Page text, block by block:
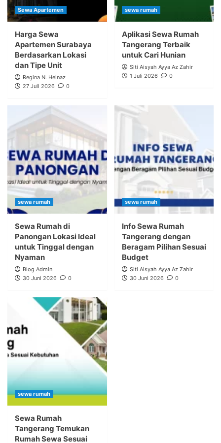
Sewa Apartemen
Harga Sewa
Apartemen Surabaya
Berdasarkan Lokasi
dan Tipe Unit
Regina N. Helnaz
27 Juli 2026
0
sewa rumah
Aplikasi Sewa Rumah
Tangerang Terbaik
untuk Cari Hunian
Siti Aisyah Ayya Az Zahir
1 Juli 2026
0
sewa rumah
Sewa Rumah di
Panongan Lokasi Ideal
untuk Tinggal dengan
Nyaman
Blog Admin
30 Juni 2026
0
sewa rumah
Info Sewa Rumah
Tangerang dengan
Beragam Pilihan Sesuai
Budget
Siti Aisyah Ayya Az Zahir
30 Juni 2026
0
sewa rumah
Sewa Rumah
Tangerang Temukan
Rumah Sewa Sesuai